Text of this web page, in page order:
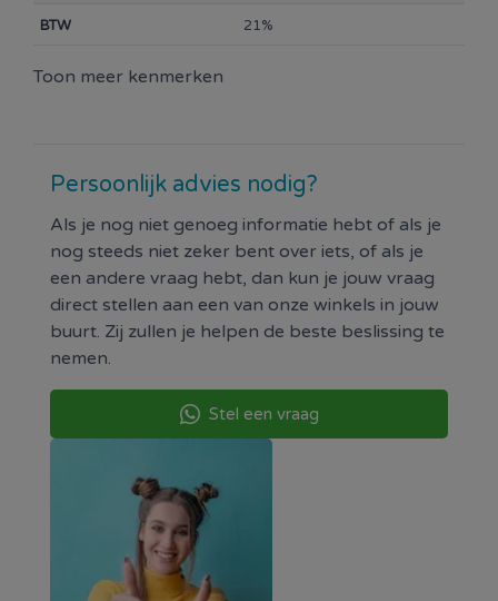
BTW 21%
Toon meer kenmerken
Persoonlijk advies nodig?
Als je nog niet genoeg informatie hebt of als je
nog steeds niet zeker bent over iets, of als je
een andere vraag hebt, dan kun je jouw vraag
direct stellen aan een van onze winkels in jouw
buurt. Zij zullen je helpen de beste beslissing te
nemen.
Stel een vraag